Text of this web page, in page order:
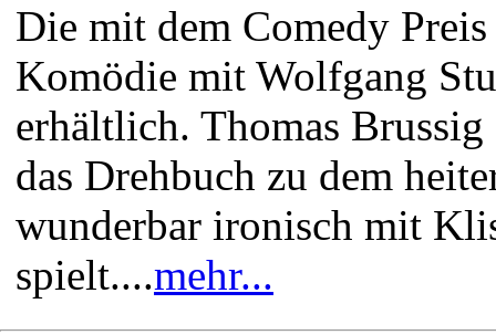
Die mit dem Comedy
Komödie mit Wolfgang
erhältlich. Thomas
das Drehbuch zu dem
wunderbar ironisch mit
spielt....mehr...